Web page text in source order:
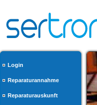
Login
Reparaturannahme
Reparaturauskunft